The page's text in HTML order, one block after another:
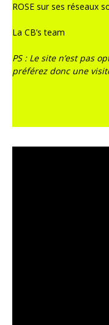
ROSE sur ses réseaux
La CB’s team
PS : Le site n’est pas
préférez donc une